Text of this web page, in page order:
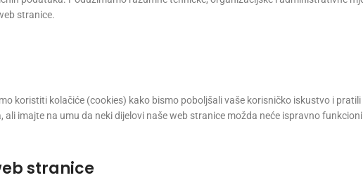
stranice.
koristiti kolačiće (cookies) kako bismo poboljšali vaše korisničko iskustvo i
imajte na umu da neki dijelovi naše web stranice možda neće ispravno
stranice